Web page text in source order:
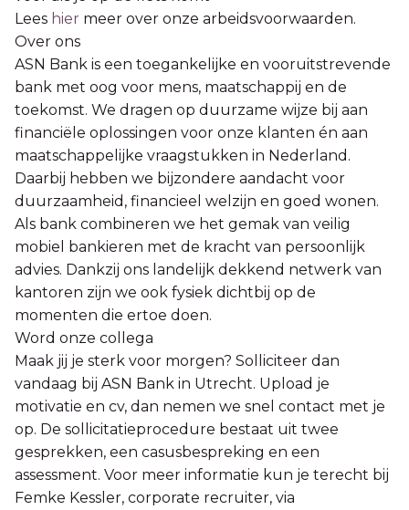
Lees hier meer over onze arbeidsvoorwaarden.
Over ons
ASN Bank is een toegankelijke en vooruitstrevende
bank met oog voor mens, maatschappij en de
toekomst. We dragen op duurzame wijze bij aan
financiële oplossingen voor onze klanten én aan
maatschappelijke vraagstukken in Nederland.
Daarbij hebben we bijzondere aandacht voor
duurzaamheid, financieel welzijn en goed wonen.
Als bank combineren we het gemak van veilig
mobiel bankieren met de kracht van persoonlijk
advies. Dankzij ons landelijk dekkend netwerk van
kantoren zijn we ook fysiek dichtbij op de
momenten die ertoe doen.
Word onze collega
Maak jij je sterk voor morgen? Solliciteer dan
vandaag bij ASN Bank in Utrecht. Upload je
motivatie en cv, dan nemen we snel contact met je
op. De sollicitatieprocedure bestaat uit twee
gesprekken, een casusbespreking en een
assessment. Voor meer informatie kun je terecht bij
Femke Kessler, corporate recruiter, via